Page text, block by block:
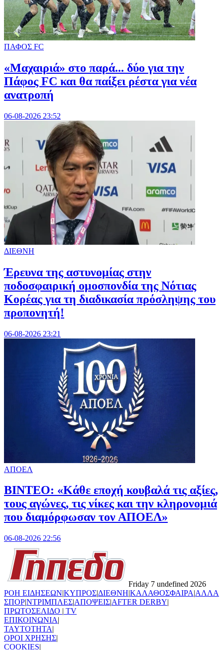
ΠΑΦΟΣ FC
«Μαχαιριά» στο παρά... δύο για την
Πάφος FC και θα παίξει ρέστα για νέα
ανατροπή
06-08-2026 23:52
ΔΙΕΘΝΗ
Έρευνα της αστυνομίας στην
ποδοσφαιρική ομοσπονδία της Νότιας
Κορέας για τη διαδικασία πρόσληψης του
προπονητή!
06-08-2026 23:21
ΑΠΟΕΛ
ΒΙΝΤΕΟ: «Κάθε εποχή κουβαλά τις αξίες,
τους αγώνες, τις νίκες και την κληρονομιά
που διαμόρφωσαν τον ΑΠΟΕΛ»
06-08-2026 22:56
Friday 7 undefined 2026
ΡΟΗ ΕΙΔΗΣΕΩΝ|ΚΥΠΡΟΣ|ΔΙΕΘΝΗ|ΚΑΛΑΘΟΣΦΑΙΡΑ|ΑΛΛΑ
ΣΠΟΡ|ΝΤΡΙΜΠΛΕΣ|ΑΠΟΨΕΙΣ|AFTER DERBY|
ΠΡΩΤΟΣΕΛΙΔΟ | TV
ΕΠΙΚΟΙΝΩΝΙΑ|
TAYTOTHTA|
ΟΡΟΙ ΧΡΗΣΗΣ|
COOKIES|